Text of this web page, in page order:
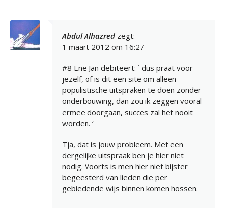
Abdul Alhazred zegt:
1 maart 2012 om 16:27
#8 Ene Jan debiteert: ` dus praat voor
jezelf, of is dit een site om alleen
populistische uitspraken te doen zonder
onderbouwing, dan zou ik zeggen vooral
ermee doorgaan, succes zal het nooit
worden. ‘
Tja, dat is jouw probleem. Met een
dergelijke uitspraak ben je hier niet
nodig. Voorts is men hier niet bijster
begeesterd van lieden die per
gebiedende wijs binnen komen hossen.